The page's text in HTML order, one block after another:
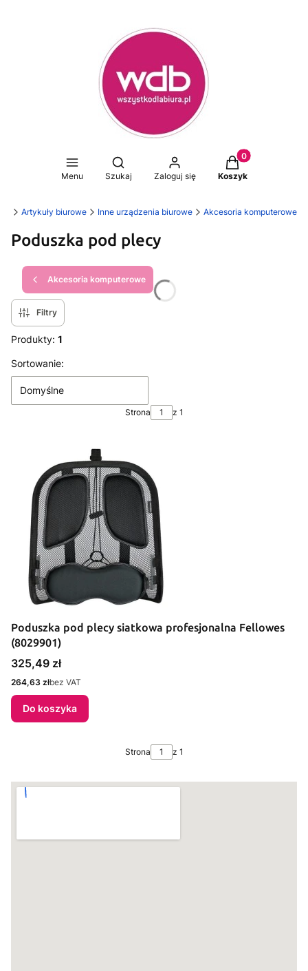
Menu
Otwórz wyszukiwarkę
Szukaj Zaloguj się
Produkty w
Koszyk
Artykuły biurowe Inne urządzenia biurowe Akcesoria komputerowe
Poduszka pod plecy
Akcesoria komputerowe
Filtry
Produkty: 1
Lista produktów
Sortowanie:
Domyślne
Strona z 1
Poduszka pod plecy siatkowa profesjonalna Fellowes
(8029901)
Cena
325,49 zł
Cena
264,63 złbez VAT
Do koszyka
Strona z 1